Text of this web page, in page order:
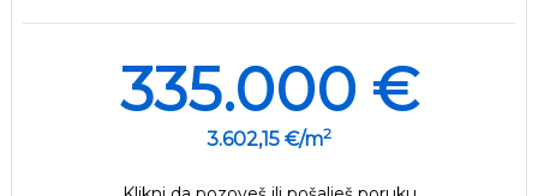
335.000 €
3.602,15 €/m2